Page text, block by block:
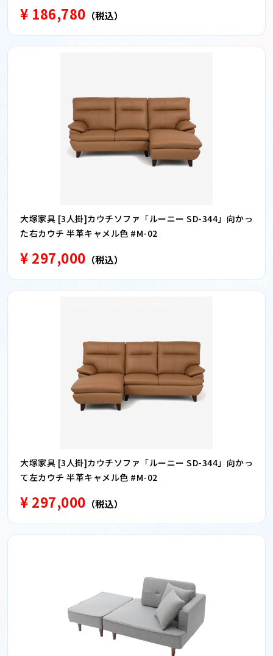
¥ 186,780 （税込）
大塚家具 [3人掛]カウチソファ「ルーニー SD-344」向かっ
た右カウチ 半革キャメル色 #M-02
¥ 297,000 （税込）
大塚家具 [3人掛]カウチソファ「ルーニー SD-344」向かっ
て左カウチ 半革キャメル色 #M-02
¥ 297,000 （税込）